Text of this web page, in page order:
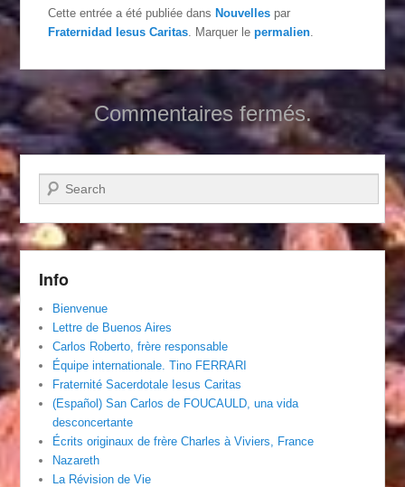
Cette entrée a été publiée dans Nouvelles par
Fraternidad Iesus Caritas . Marquer lepermalien
Commentaires fermés.
Recherche
Info
Bienvenue
Lettre de Buenos Aires
Carlos Roberto, frère responsable
Équipe internationale. Tino FERRARI
Fraternité Sacerdotale Iesus Caritas
(Español) San Carlos de FOUCAULD, una vida
desconcertante
Écrits originaux de frère Charles à Viviers, France
Nazareth
La Révision de Vie